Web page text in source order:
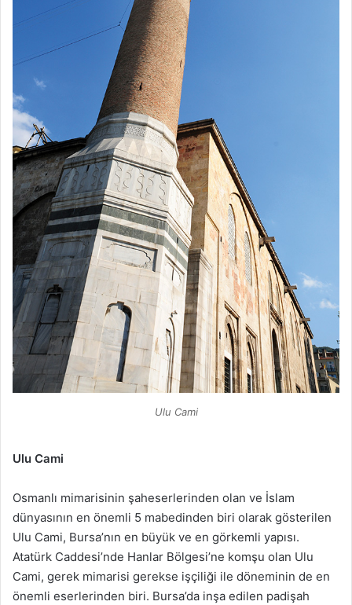
Ulu Cami
Ulu Cami
Osmanlı mimarisinin şaheserlerinden olan ve İslam
dünyasının en önemli 5 mabedinden biri olarak gösterilen
Ulu Cami, Bursa’nın en büyük ve en görkemli yapısı.
Atatürk Caddesi’nde Hanlar Bölgesi’ne komşu olan Ulu
Cami, gerek mimarisi gerekse işçiliği ile döneminin de en
önemli eserlerinden biri. Bursa’da inşa edilen padişah